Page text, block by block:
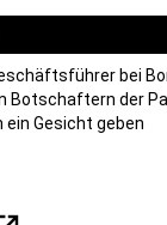
bei
Botschaftern der
ein Gesicht geben